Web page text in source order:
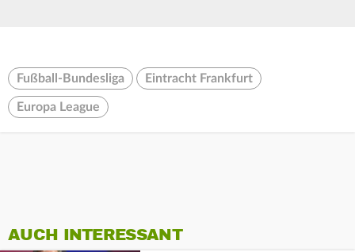
Fußball-Bundesliga Eintracht Frankfurt
Europa League
AUCH INTERESSANT